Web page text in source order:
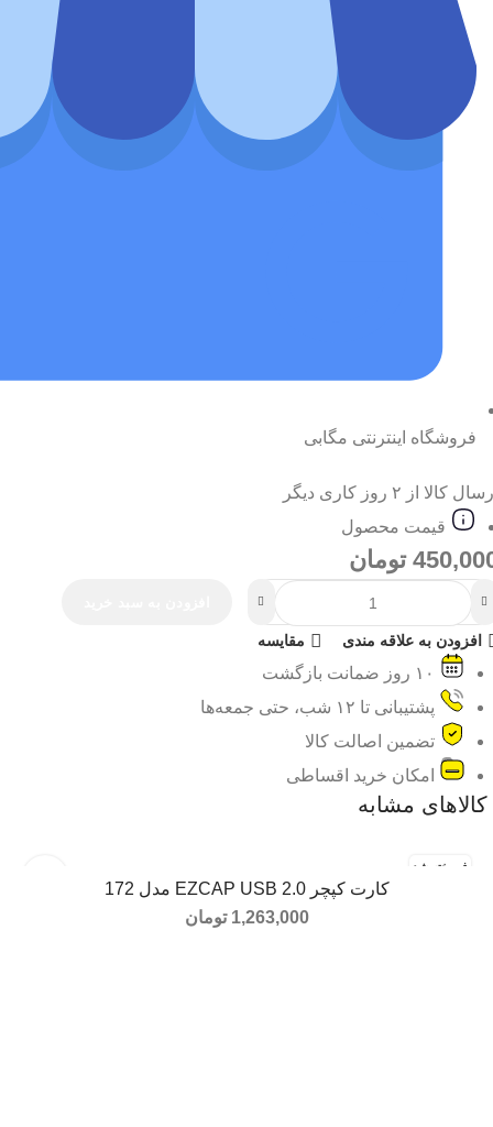
فروشگاه اینترنتی مگابی
کالا از ۲ روز کاری دیگر
قیمت محصول
تومان
افزودن به علاقه مندی مقایسه
۱۰ روز ضمانت بازگشت
پشتیبانی تا ۱۲ شب، حتی جمعه‌ها
تضمین اصالت کالا
امکان خرید اقساطی
کالاهای مشابه
فروخته شد
اطلاعات بیشتر
کارت کپچر EZCAP USB 2.0 مدل 172
1,263,000 تومان